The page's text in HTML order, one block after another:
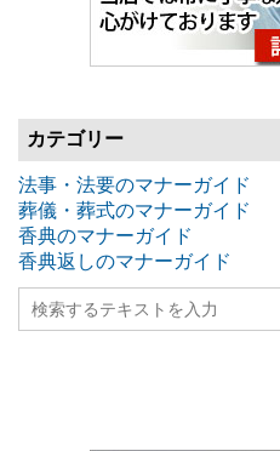
カテゴリー
法事・法要のマナーガイド
葬儀・葬式のマナーガイド
香典のマナーガイド
香典返しのマナーガイド